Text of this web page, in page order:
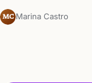
MC Marina Castro